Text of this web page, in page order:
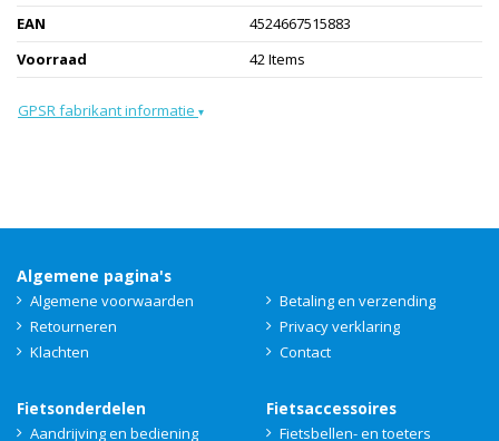
EAN
4524667515883
Voorraad
42 Items
GPSR fabrikant informatie ▾
Algemene pagina's
Algemene voorwaarden
Betaling en verzending
Retourneren
Privacy verklaring
Klachten
Contact
Fietsonderdelen
Aandrijving en bediening
Fietsaccessoires
Fietsbellen- en toeters